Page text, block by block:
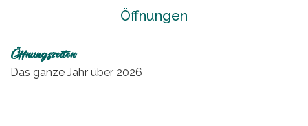
Öffnungen
Öffnungszeiten
Das ganze Jahr über 2026